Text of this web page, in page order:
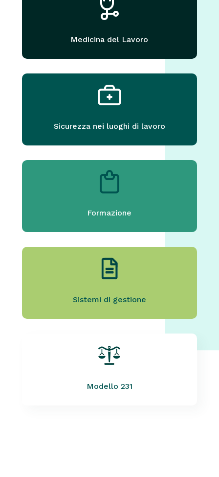
Medicina del Lavoro
Sicurezza nei luoghi di lavoro
Formazione
Sistemi di gestione
Modello 231